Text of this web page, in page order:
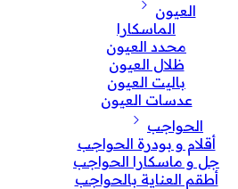
العيون
الماسكارا
محدد العيون
ظلال العيون
باليت العيون
عدسات العيون
الحواجب
أقلام و بودرة الحواجب
جل و ماسكارا الحواجب
أطقم العناية بالحواجب